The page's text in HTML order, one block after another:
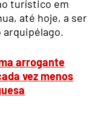
turístico em
até hoje, a ser
arquipélago.
arrogante
vez menos